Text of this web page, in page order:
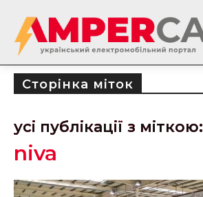
Сторінка міток
усі публікації з міткою:
niva